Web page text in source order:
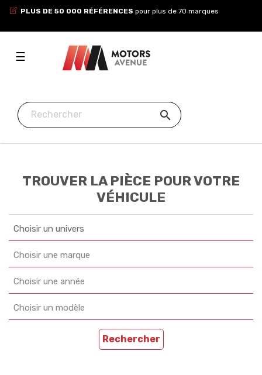
PLUS DE 50 000 RÉFÉRENCES pour plus de 70 marques
Toggle
navigation
☰

TROUVER LA PIÈCE POUR VOTRE
VÉHICULE
Choisir un univers
Choisir une marque
Choisir une année
Choisir un modèle
Rechercher